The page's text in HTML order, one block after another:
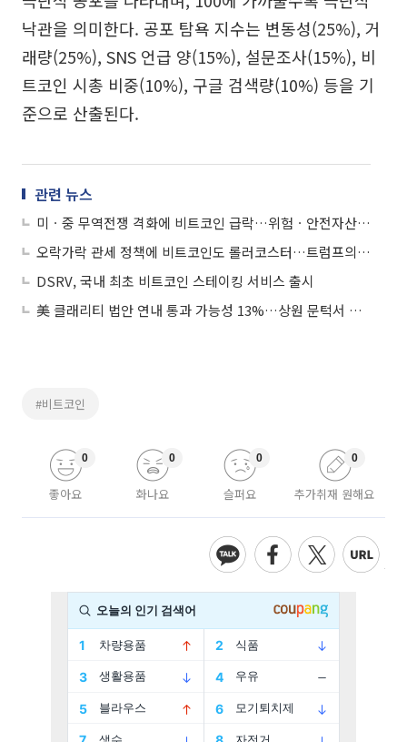
낙관을 의미한다. 공포 탐욕 지수는 변동성(25%), 거
래량(25%), SNS 언급 양(15%), 설문조사(15%), 비
트코인 시총 비중(10%), 구글 검색량(10%) 등을 기
준으로 산출된다.
관련 뉴스
미ㆍ중 무역전쟁 격화에 비트코인 급락…위험ㆍ안전자산 모두 변동성↑
오락가락 관세 정책에 비트코인도 롤러코스터…트럼프의 입 주목
DSRV, 국내 최초 비트코인 스테이킹 서비스 출시
美 클래리티 법안 연내 통과 가능성 13%…상원 문턱서 제동
#비트코인
좋아요
0
화나요
0
슬퍼요
0
추가취재 원해요
0